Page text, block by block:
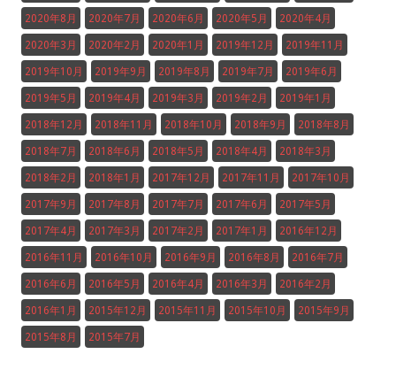
2020年8月 2020年7月 2020年6月 2020年5月 2020年4月
2020年3月 2020年2月 2020年1月 2019年12月 2019年11月
2019年10月 2019年9月 2019年8月 2019年7月 2019年6月
2019年5月 2019年4月 2019年3月 2019年2月 2019年1月
2018年12月 2018年11月 2018年10月 2018年9月 2018年8月
2018年7月 2018年6月 2018年5月 2018年4月 2018年3月
2018年2月 2018年1月 2017年12月 2017年11月 2017年10月
2017年9月 2017年8月 2017年7月 2017年6月 2017年5月
2017年4月 2017年3月 2017年2月 2017年1月 2016年12月
2016年11月 2016年10月 2016年9月 2016年8月 2016年7月
2016年6月 2016年5月 2016年4月 2016年3月 2016年2月
2016年1月 2015年12月 2015年11月 2015年10月 2015年9月
2015年8月 2015年7月